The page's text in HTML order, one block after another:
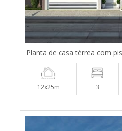
Planta de casa térrea com
12x25m 3